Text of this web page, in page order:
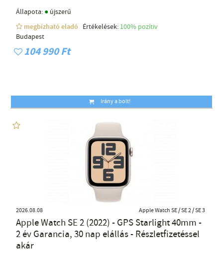
Állapota: ● újszerű
megbízható eladó
Értékelések: 100% pozítiv
Budapest
104 990 Ft
Irány a bolt!
2026.08.08 Apple Watch SE / SE 2 / SE 3
Apple Watch SE 2 (2022) - GPS Starlight 40mm -
2 év Garancia, 30 nap elállás - Részletfizetéssel
akár